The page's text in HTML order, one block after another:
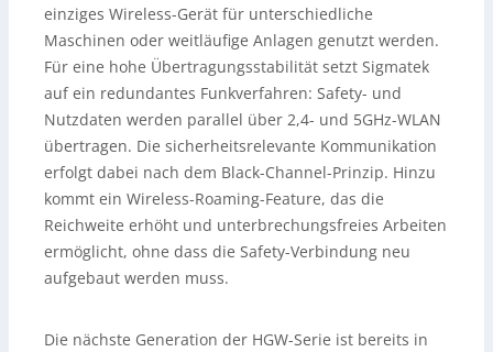
einziges Wireless-Gerät für unterschiedliche
Maschinen oder weitläufige Anlagen genutzt werden.
Für eine hohe Übertragungsstabilität setzt Sigmatek
auf ein redundantes Funkverfahren: Safety- und
Nutzdaten werden parallel über 2,4- und 5GHz-WLAN
übertragen. Die sicherheitsrelevante Kommunikation
erfolgt dabei nach dem Black-Channel-Prinzip. Hinzu
kommt ein Wireless-Roaming-Feature, das die
Reichweite erhöht und unterbrechungsfreies Arbeiten
ermöglicht, ohne dass die Safety-Verbindung neu
aufgebaut werden muss.
Die nächste Generation der HGW-Serie ist bereits in